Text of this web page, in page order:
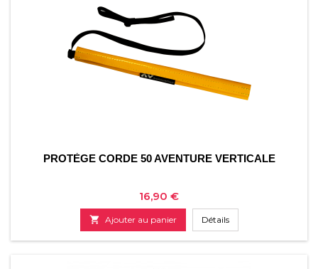
PROTÈGE CORDE 50 AVENTURE VERTICALE
Prix
16,90 €
 Ajouter au panier Détails